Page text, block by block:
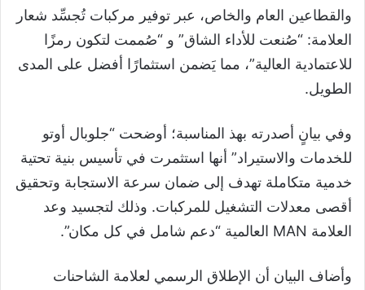
والقطاعين العام والخاص، عبر توفير مركبات تُجسِّد شعار
العلامة: “صُنعت للأداء الشاق” و “صُممت لتكون رمزًا
للاعتمادية العالية”، مما يَضمن استثمارًا أفضل على المدى
الطويل.
وفي بيانٍ أصدرته بهذ المناسبة؛ أوضحت “جلوبال أوتو
للخدمات والاستيراد” أنها استثمرت في تأسيس بنية تحتية
خدمية متكاملة تهدف إلى ضمان سرعة الاستجابة وتحقيق
أقصى معدلات التشغيل للمركبات. وذلك لتجسيد وعد
العلامة MAN العالمية “دعم شامل في كل مكان”.
وأضاف البيان أن الإطلاق الرسمي لعلامة الشاحنات